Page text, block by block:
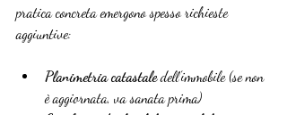
pratica concreta emergono spesso richieste
aggiuntive:
Planimetria catastale dell’immobile (se non
è aggiornata, va sanata prima)